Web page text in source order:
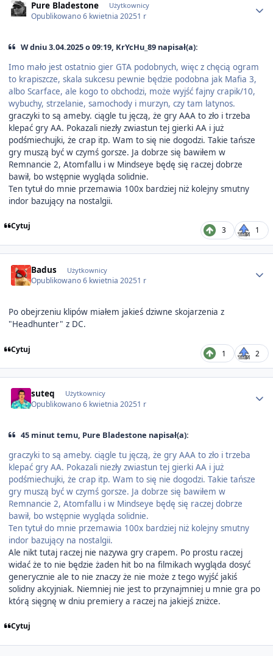
Pure Bladestone Użytkownicy
Opublikowano6 kwietnia 20251 r
W dniu 3.04.2025 o 09:19, KrYcHu_89 napisał(a):
Imo mało jest ostatnio gier GTA podobnych, więc z chęcią ogram
to krapiszcze, skala sukcesu pewnie będzie podobna jak Mafia 3,
albo Scarface, ale kogo to obchodzi, może wyjść fajny crapik/10,
wybuchy, strzelanie, samochody i murzyn, czy tam latynos.
graczyki to są ameby. ciągle tu jęczą, że gry AAA to zło i trzeba
klepać gry AA. Pokazali niezły zwiastun tej gierki AA i już
podśmiechujki, że crap itp. Wam to się nie dogodzi. Takie tańsze
gry muszą być w czymś gorsze. Ja dobrze się bawiłem w
Remnancie 2, Atomfallu i w Mindseye będę się raczej dobrze
bawił, bo wstępnie wygląda solidnie.
Ten tytuł do mnie przemawia 100x bardziej niż kolejny smutny
indor bazujący na nostalgii.
Cytuj 3 1
Badus Użytkownicy
Opublikowano6 kwietnia 20251 r
Po obejrzeniu klipów miałem jakieś dziwne skojarzenia z
"Headhunter" z DC.
Cytuj 1 2
suteq Użytkownicy
Opublikowano6 kwietnia 20251 r
45 minut temu, Pure Bladestone napisał(a):
graczyki to są ameby. ciągle tu jęczą, że gry AAA to zło i trzeba
klepać gry AA. Pokazali niezły zwiastun tej gierki AA i już
podśmiechujki, że crap itp. Wam to się nie dogodzi. Takie tańsze
gry muszą być w czymś gorsze. Ja dobrze się bawiłem w
Remnancie 2, Atomfallu i w Mindseye będę się raczej dobrze
bawił, bo wstępnie wygląda solidnie.
Ten tytuł do mnie przemawia 100x bardziej niż kolejny smutny
indor bazujący na nostalgii.
Ale nikt tutaj raczej nie nazywa gry crapem. Po prostu raczej
widać że to nie będzie żaden hit bo na filmikach wygląda dosyć
generycznie ale to nie znaczy że nie może z tego wyjść jakiś
solidny akcyjniak. Niemniej nie jest to przynajmniej u mnie gra po
którą sięgnę w dniu premiery a raczej na jakiejś zniżce.
Cytuj